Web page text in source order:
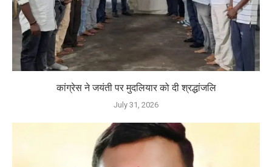
कांग्रेस ने जयंती पर मुदलियार को दी श्रद्धांजलि
July 31, 2026